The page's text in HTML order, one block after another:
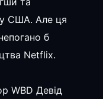
у США. Але ця
б
Netflix.
WBD Девід